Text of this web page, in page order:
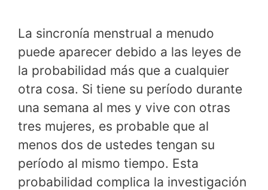
La sincronía menstrual a menudo
puede aparecer debido a las leyes de
la probabilidad más que a cualquier
otra cosa. Si tiene su período durante
una semana al mes y vive con otras
tres mujeres, es probable que al
menos dos de ustedes tengan su
período al mismo tiempo. Esta
probabilidad complica la investigación